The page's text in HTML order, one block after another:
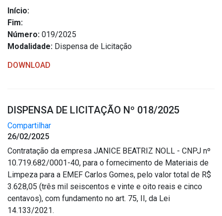
Início:
Fim:
Número: 019/2025
Modalidade: Dispensa de Licitação
DOWNLOAD
DISPENSA DE LICITAÇÃO Nº 018/2025
Compartilhar
26/02/2025
Contratação da empresa JANICE BEATRIZ NOLL - CNPJ nº
10.719.682/0001-40, para o fornecimento de Materiais de
Limpeza para a EMEF Carlos Gomes, pelo valor total de R$
3.628,05 (três mil seiscentos e vinte e oito reais e cinco
centavos), com fundamento no art. 75, II, da Lei
14.133/2021.